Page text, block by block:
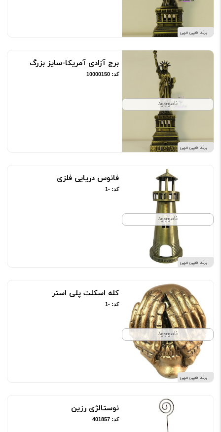
برند هپی مپی
ناموجود
برند هپی مپی
برج آزادی آمریکا-سایز بزرگ
کد: 10000150
ناموجود
برند هپی مپی
فانوس دریایی فلزی
کد: -1
ناموجود
برند هپی مپی
کله اسکلت پلی استر
کد: -1
نوستالژی رزین
کد: 401857